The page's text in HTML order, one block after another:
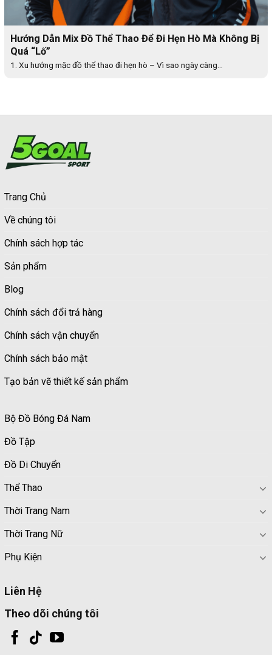
Hướng Dẫn Mix Đồ Thể Thao Để Đi Hẹn Hò Mà Không Bị
Quá “Lố”
1. Xu hướng mặc đồ thể thao đi hẹn hò – Vì sao ngày càng...
Trang Chủ
Về chúng tôi
Chính sách hợp tác
Sản phẩm
Blog
Chính sách đổi trả hàng
Chính sách vận chuyển
Chính sách bảo mật
Tạo bản vẽ thiết kế sản phẩm
Bộ Đồ Bóng Đá Nam
Đồ Tập
Đồ Di Chuyển
Thể Thao
Thời Trang Nam
Thời Trang Nữ
Phụ Kiện
Liên Hệ
Theo dõi chúng tôi